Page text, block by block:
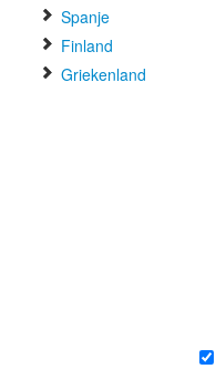
Spanje
Finland
Griekenland